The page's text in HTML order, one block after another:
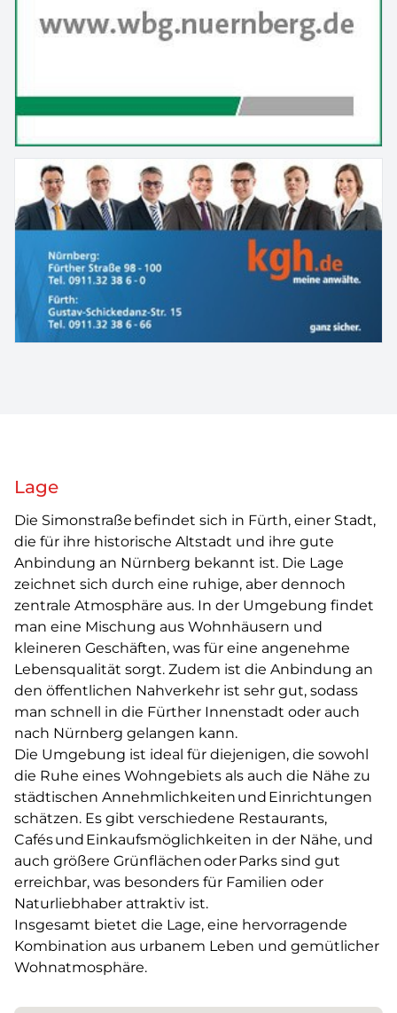
Lage
Die Simonstraße befindet sich in Fürth, einer Stadt,
die für ihre historische Altstadt und ihre gute
Anbindung an Nürnberg bekannt ist. Die Lage
zeichnet sich durch eine ruhige, aber dennoch
zentrale Atmosphäre aus. In der Umgebung findet
man eine Mischung aus Wohnhäusern und
kleineren Geschäften, was für eine angenehme
Lebensqualität sorgt. Zudem ist die Anbindung an
den öffentlichen Nahverkehr ist sehr gut, sodass
man schnell in die Fürther Innenstadt oder auch
nach Nürnberg gelangen kann.
Die Umgebung ist ideal für diejenigen, die sowohl
die Ruhe eines Wohngebiets als auch die Nähe zu
städtischen Annehmlichkeiten und Einrichtungen
schätzen. Es gibt verschiedene Restaurants,
Cafés und Einkaufsmöglichkeiten in der Nähe, und
auch größere Grünflächen oder Parks sind gut
erreichbar, was besonders für Familien oder
Naturliebhaber attraktiv ist.
Insgesamt bietet die Lage, eine hervorragende
Kombination aus urbanem Leben und gemütlicher
Wohnatmosphäre.